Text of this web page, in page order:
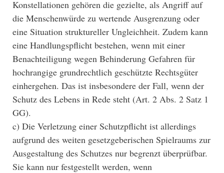
Konstellationen gehören die gezielte, als Angriff auf
die Menschenwürde zu wertende Ausgrenzung oder
eine Situation struktureller Ungleichheit. Zudem kann
eine Handlungspflicht bestehen, wenn mit einer
Benachteiligung wegen Behinderung Gefahren für
hochrangige grundrechtlich geschützte Rechtsgüter
einhergehen. Das ist insbesondere der Fall, wenn der
Schutz des Lebens in Rede steht (Art. 2 Abs. 2 Satz 1
GG).
c) Die Verletzung einer Schutzpflicht ist allerdings
aufgrund des weiten gesetzgeberischen Spielraums zur
Ausgestaltung des Schutzes nur begrenzt überprüfbar.
Sie kann nur festgestellt werden, wenn